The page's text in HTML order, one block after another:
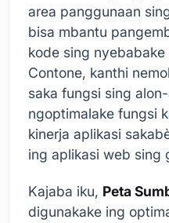
area panggunaan
bisa mbantu
kode sing nyebabake
Contone, kanthi
saka fungsi sing
ngoptimalake fungsi
kinerja aplikasi
ing aplikasi web sing
Kajaba iku, Peta
digunakake ing